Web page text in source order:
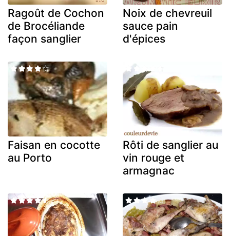
Ragoût de Cochon
de Brocéliande
façon sanglier
Noix de chevreuil
sauce pain
d'épices
Faisan en cocotte
au Porto
Rôti de sanglier au
vin rouge et
armagnac